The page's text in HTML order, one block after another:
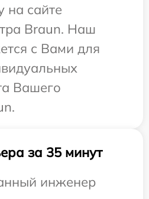
на сайте
Braun. Наш
с Вами для
Вашего
за 35 минут
инженер